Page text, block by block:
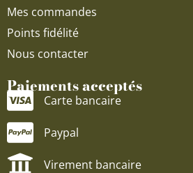
Mes commandes
Points fidélité
Nous contacter
Paiements acceptés
Carte bancaire
Paypal
Virement bancaire